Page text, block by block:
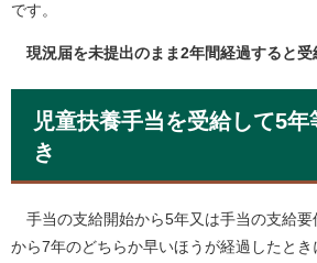
です。
現況届を未提出のまま2年間経過すると受
児童扶養手当を受給して5年
き
手当の支給開始から5年又は手当の支給要
から7年のどちらか早いほうが経過したと